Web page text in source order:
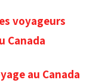
voyageurs
Canada
au Canada